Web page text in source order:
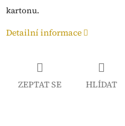
kartonu.
Detailní informace
ZEPTAT SE HLÍDAT